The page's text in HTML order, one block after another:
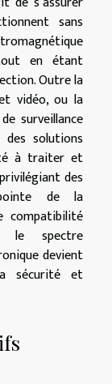
sans
en étant
Outre la
vidéo, ou la
surveillance
des solutions
à traiter et
des
de la
compatibilité
le spectre
devient
sécurité et